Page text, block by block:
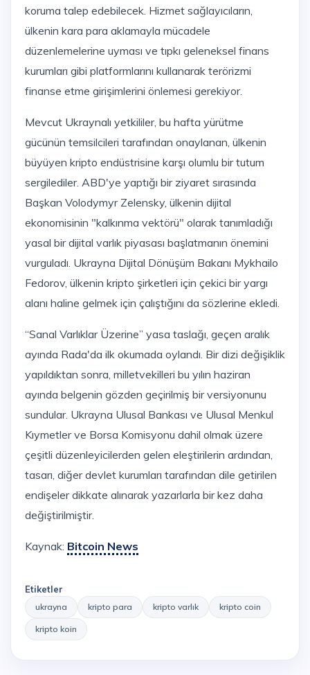
koruma talep edebilecek. Hizmet sağlayıcıların,
ülkenin kara para aklamayla mücadele
düzenlemelerine uyması ve tıpkı geleneksel finans
kurumları gibi platformlarını kullanarak terörizmi
finanse etme girişimlerini önlemesi gerekiyor.
Mevcut Ukraynalı yetkililer, bu hafta yürütme
gücünün temsilcileri tarafından onaylanan, ülkenin
büyüyen kripto endüstrisine karşı olumlu bir tutum
sergilediler. ABD'ye yaptığı bir ziyaret sırasında
Başkan Volodymyr Zelensky, ülkenin dijital
ekonomisinin "kalkınma vektörü" olarak tanımladığı
yasal bir dijital varlık piyasası başlatmanın önemini
vurguladı. Ukrayna Dijital Dönüşüm Bakanı Mykhailo
Fedorov, ülkenin kripto şirketleri için çekici bir yargı
alanı haline gelmek için çalıştığını da sözlerine ekledi.
“Sanal Varlıklar Üzerine” yasa taslağı, geçen aralık
ayında Rada'da ilk okumada oylandı. Bir dizi değişiklik
yapıldıktan sonra, milletvekilleri bu yılın haziran
ayında belgenin gözden geçirilmiş bir versiyonunu
sundular. Ukrayna Ulusal Bankası ve Ulusal Menkul
Kıymetler ve Borsa Komisyonu dahil olmak üzere
çeşitli düzenleyicilerden gelen eleştirilerin ardından,
tasarı, diğer devlet kurumları tarafından dile getirilen
endişeler dikkate alınarak yazarlarla bir kez daha
değiştirilmiştir.
Kaynak: Bitcoin News
Etiketler
ukrayna kripto para kripto varlık kripto coin
kripto koin